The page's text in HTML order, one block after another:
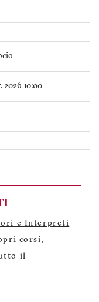
2026 10:00
e Interpreti
corsi,
il